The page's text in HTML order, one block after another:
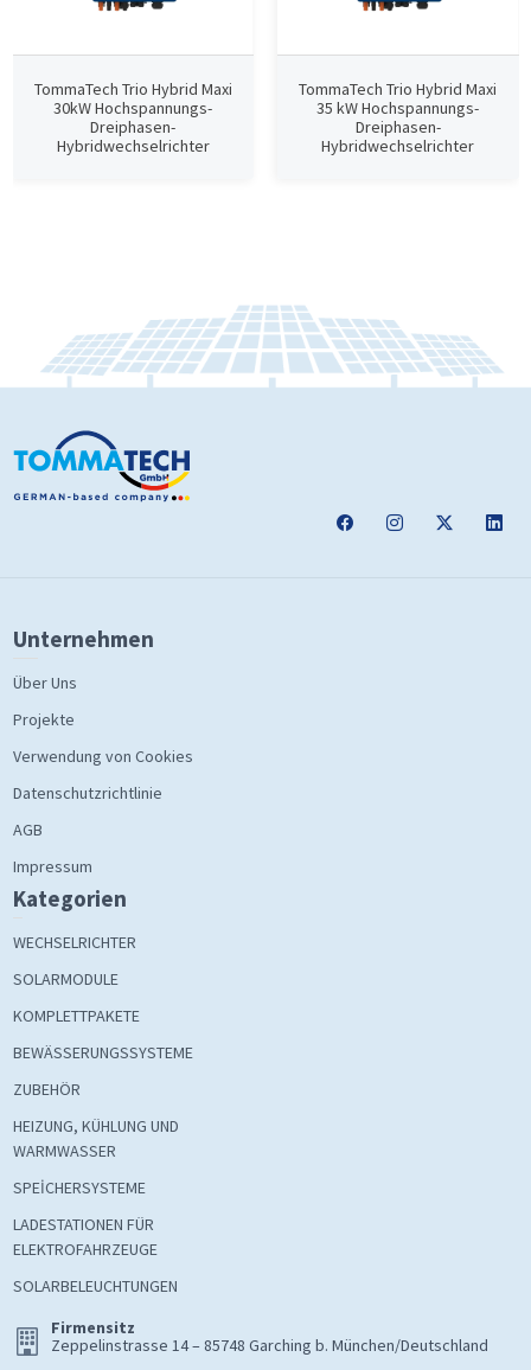
TommaTech Trio Hybrid Maxi
30kW Hochspannungs-
Dreiphasen-
Hybridwechselrichter
TommaTech Trio Hybrid Maxi
35 kW Hochspannungs-
Dreiphasen-
Hybridwechselrichter
Unternehmen
Über Uns
Projekte
Verwendung von Cookies
Datenschutzrichtlinie
AGB
Impressum
Kategorien
WECHSELRICHTER
SOLARMODULE
KOMPLETTPAKETE
BEWÄSSERUNGSSYSTEME
ZUBEHÖR
HEIZUNG, KÜHLUNG UND
WARMWASSER
SPEİCHERSYSTEME
LADESTATIONEN FÜR
ELEKTROFAHRZEUGE
SOLARBELEUCHTUNGEN
Firmensitz
Zeppelinstrasse 14 – 85748 Garching b. München/Deutschland